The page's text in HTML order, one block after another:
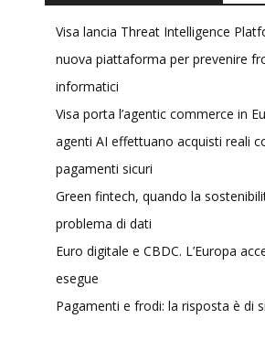
Visa lancia Threat Intelligence
nuova piattaforma per prevenire
informatici
Visa porta l’agentic commerce in
agenti AI effettuano acquisti reali
pagamenti sicuri
Green fintech, quando la
problema di dati
Euro digitale e CBDC. L’Europa
esegue
Pagamenti e frodi: la risposta è di